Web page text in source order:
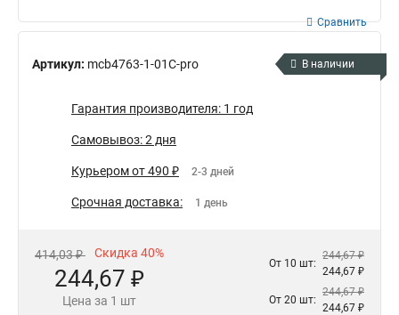
Артикул: mcb4763-1-01C-pro
Сравнить
В наличии
Гарантия производителя: 1 год
Самовывоз: 2 дня
Курьером от 490 ₽ 2-3 дней
Срочная доставка: 1 день
414,03 ₽ Скидка 40%
244,67 ₽
Цена за 1 шт
От 10 шт:
244,67 ₽
244,67 ₽
От 20 шт:
244,67 ₽
244,67 ₽